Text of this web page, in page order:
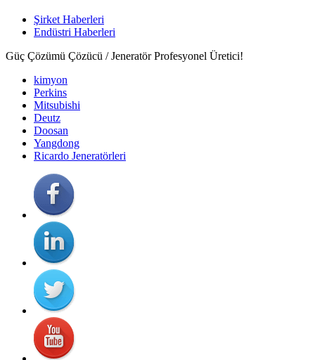
Şirket Haberleri
Endüstri Haberleri
Güç Çözümü Çözücü / Jeneratör Profesyonel Üretici!
kimyon
Perkins
Mitsubishi
Deutz
Doosan
Yangdong
Ricardo Jeneratörleri